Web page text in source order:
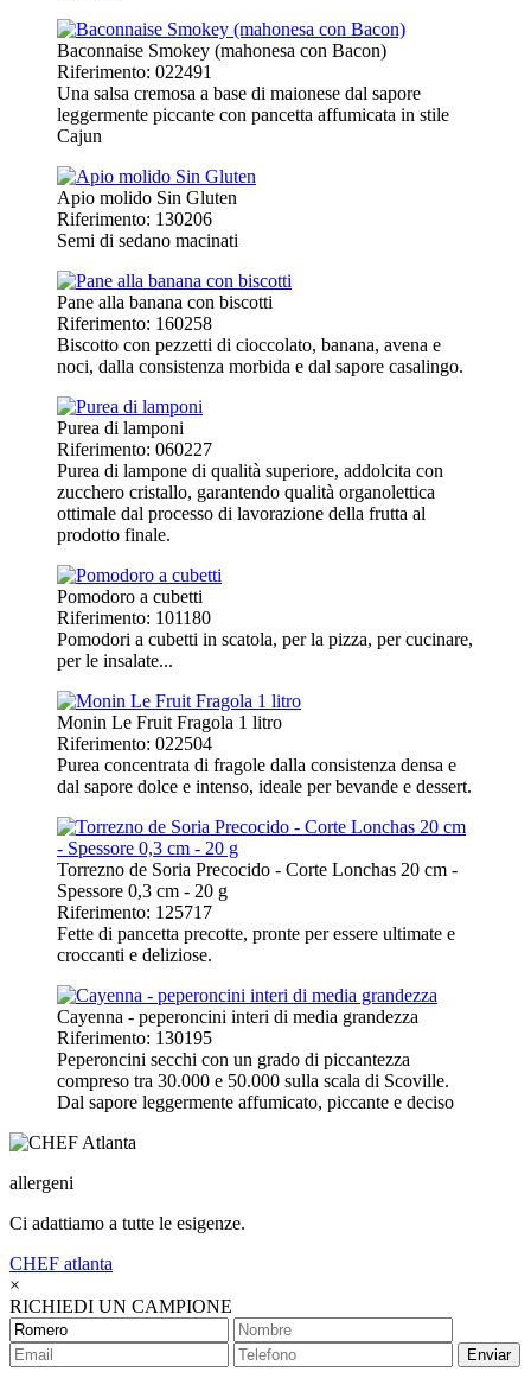
Baconnaise Smokey (mahonesa con Bacon)
Riferimento: 022491
Una salsa cremosa a base di maionese dal sapore
leggermente piccante con pancetta affumicata in stile
Cajun
Apio molido Sin Gluten
Riferimento: 130206
Semi di sedano macinati
Pane alla banana con biscotti
Riferimento: 160258
Biscotto con pezzetti di cioccolato, banana, avena e
noci, dalla consistenza morbida e dal sapore casalingo.
Purea di lamponi
Riferimento: 060227
Purea di lampone di qualità superiore, addolcita con
zucchero cristallo, garantendo qualità organolettica
ottimale dal processo di lavorazione della frutta al
prodotto finale.
Pomodoro a cubetti
Riferimento: 101180
Pomodori a cubetti in scatola, per la pizza, per cucinare,
per le insalate...
Monin Le Fruit Fragola 1 litro
Riferimento: 022504
Purea concentrata di fragole dalla consistenza densa e
dal sapore dolce e intenso, ideale per bevande e dessert.
Torrezno de Soria Precocido - Corte Lonchas 20 cm -
Spessore 0,3 cm - 20 g
Riferimento: 125717
Fette di pancetta precotte, pronte per essere ultimate e
croccanti e deliziose.
Cayenna - peperoncini interi di media grandezza
Riferimento: 130195
Peperoncini secchi con un grado di piccantezza
compreso tra 30.000 e 50.000 sulla scala di Scoville.
Dal sapore leggermente affumicato, piccante e deciso
allergeni
Ci adattiamo a tutte le esigenze.
CHEF atlanta
×
RICHIEDI UN CAMPIONE
Enviar